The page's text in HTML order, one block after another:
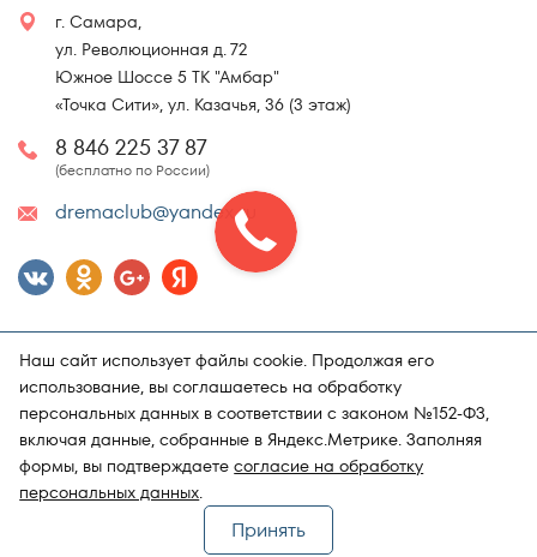
г. Самара,
ул. Революционная д. 72
Южное Шоссе 5 ТК "Амбар"
«Точка Сити», ул. Казачья, 36 (3 этаж)
8 846 225 37 87
(бесплатно по России)
dremaclub@yandex.ru
Магазин матрасов "DRёMA" Поддержка и продвижение сайта
Карта сайта Политика конфиденциальности
Наш сайт использует файлы cookie. Продолжая его
использование, вы соглашаетесь на обработку
персональных данных в соответствии с законом №152-ФЗ,
включая данные, собранные в Яндекс.Метрике. Заполняя
формы, вы подтверждаетесогласие на обработку
персональных данных.
Принять